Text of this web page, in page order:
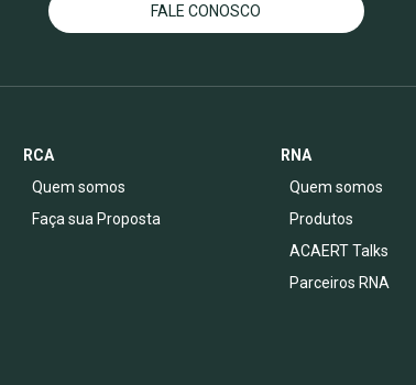
FALE CONOSCO
RCA
Quem somos
Faça sua Proposta
RNA
Quem somos
Produtos
ACAERT Talks
Parceiros RNA